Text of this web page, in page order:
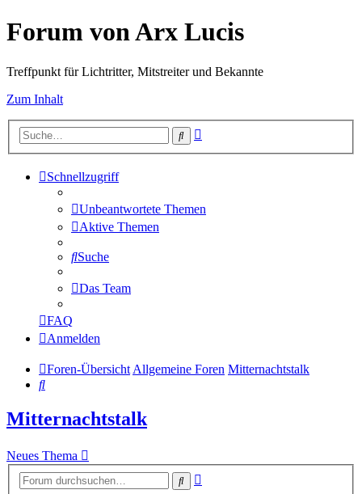
Forum von Arx Lucis
Treffpunkt für Lichtritter, Mitstreiter und Bekannte
Zum Inhalt
Suche
Schnellzugriff
Unbeantwortete Themen
Aktive Themen
Suche
Das Team
FAQ
Anmelden
Foren-ÜbersichtAllgemeine Foren Mitternachtstalk
Suche
Mitternachtstalk
Neues Thema
Suche